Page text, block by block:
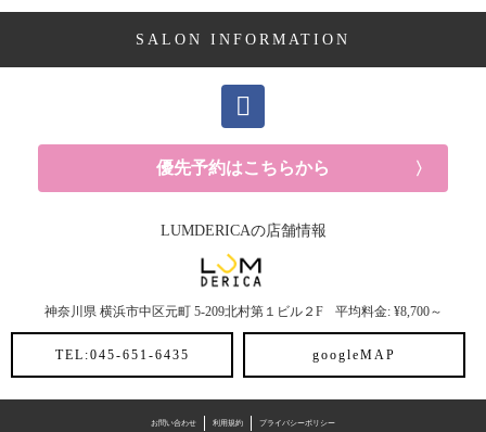
ママ向け (10記事)
30代におすすめメニュー (6記事)
ヘアカラー (3記事)
SALON INFORMATION
優先予約はこちらから
LUMDERICAの店舗情報
神奈川県 横浜市中区元町 5-209北村第１ビル２F 平均料金: ¥8,700～
TEL:045-651-6435 googleMAP
お問い合わせ 利用規約 プライバシーポリシー